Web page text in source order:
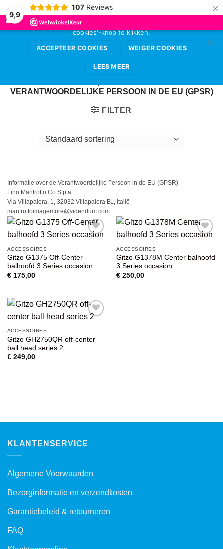
9,9
107 Reviews ×
0
VERANTWOORDELIJKE PERSOON IN DE EU (GPSR)
FILTER
Informatie over de Verantwoordelijke Persoon in de EU (GPSR)
Lino Manfrotto Co S.p.a.
Via Villapaiera, 1, 32032 Villapaiera BL, Italië
manfrottoimagemore@videndum.com
WENSENLIJST
ACCESSOIRES
Gitzo G1375 Off-Center
balhoofd 3 Series occasion
€175,00
WENSENLIJST
ACCESSOIRES
Gitzo G1378M Center balhoofd
3 Series occasion
€250,00
WENSENLIJST
ACCESSOIRES
Gitzo GH2750QR off-center
ball head series 2
€249,00
KLANTENSERVICE
Algemene Voorwaarden
Bezorginformatie en verzendkosten
Garantiebeleid & retourneren
FAQ
Deze website gebruikt cookies voor de beste
gebruikerservaring. Sta deze toe door op de 'accepteer
cookies'-knop te klikken.
ACCEPTEER COOKIES WEIGER COOKIES
LEES MEER